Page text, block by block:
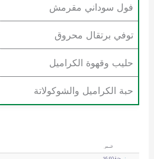
فول سوداني مقرمش
توفي برتقال محروق
حليب وقهوة الكراميل
حبة الكراميل والشوكولاتة